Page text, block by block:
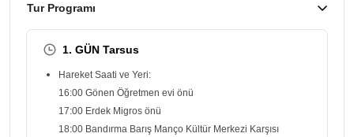
Tur Programı
1. GÜN Tarsus
Hareket Saati ve Yeri:
16:00 Gönen Öğretmen evi önü
17:00 Erdek Migros önü
18:00 Bandırma Barış Manço Kültür Merkezi Karşısı